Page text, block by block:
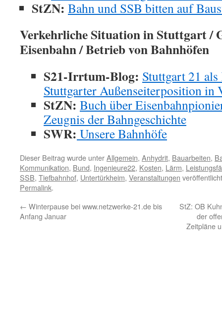
StZN: Bahn und SSB bitten auf
Verkehrliche Situation in Stuttgart /
Eisenbahn / Betrieb von Bahnhöfen
S21-Irrtum-Blog: Stuttgart 21
Stuttgarter Außenseiterposition in
StZN: Buch über
Zeugnis der Bahngeschichte
SWR: Unsere Bahnhöfe
Dieser Beitrag wurde unterAllgemein, Anhydrit, Bauarbeiten,
Kommunikation, Bund, Ingenieure22, Kosten, Lärm,
SSB, Tiefbahnhof, Untertürkheim, Veranstaltungen
Permalink.
← Winterpause bei www.netzwerke-21.de bis
Anfang Januar
StZ: OB
der
Zeitpläne